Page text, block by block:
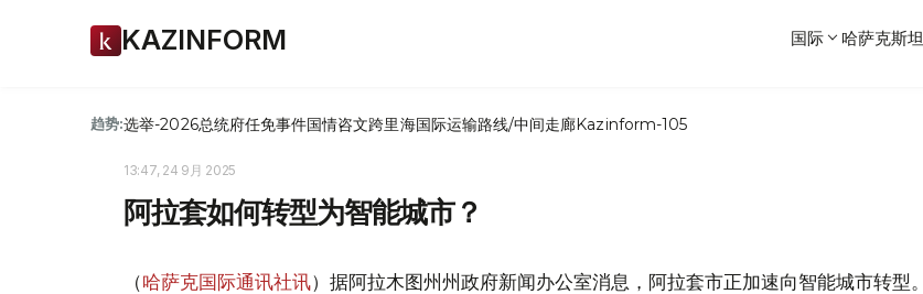
KAZINFORM 国际 哈萨克斯坦
趋势:选举-2026总统府任免事件国情咨文跨里海国际运输路线/中间走廊Kazinform-105
13:47, 24 9月 2025
阿拉套如何转型为智能城市？
（哈萨克国际通讯社讯）据阿拉木图州州政府新闻办公室消息，阿拉套市正加速向智能城市转型。